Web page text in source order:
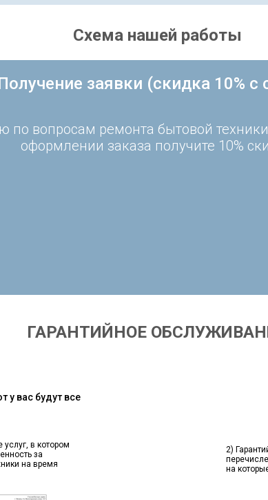
Схема нашей работы
заявки (скидка 10% с
по вопросам ремонта бытовой
оформлении заказа получите 10%
ГАРАНТИЙНОЕ
у вас будут все
в котором
за
на время
2)
на